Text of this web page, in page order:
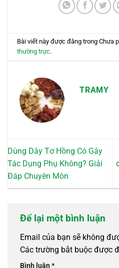
Bài viết này được đăng trong Chưa
thường trực.
TRAMY
Dùng Dây Tơ Hồng Có Gây
Tác Dụng Phụ Không? Giải
Đáp Chuyên Môn
Để lại một bình luận
Email của bạn sẽ không
Các trường bắt buộc được
Bình luận*